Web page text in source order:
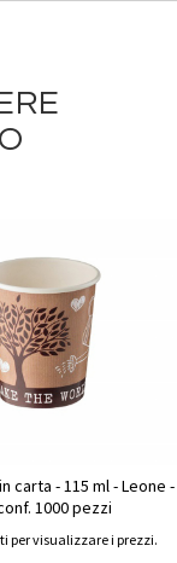
carta - 115 ml - Leone -
1000 pezzi
per visualizzare i prezzi.